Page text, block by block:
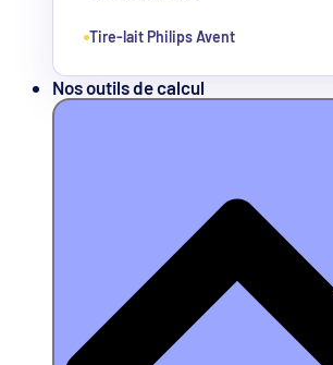
Tire-lait Philips Avent
Nos outils de calcul